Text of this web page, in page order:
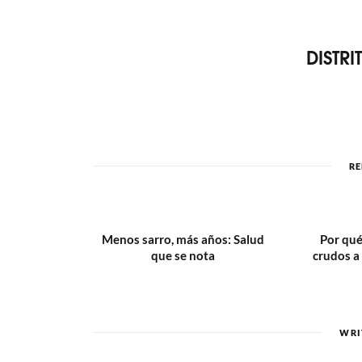
Menos sarro, más años: Salud
que se nota
Por
crudos